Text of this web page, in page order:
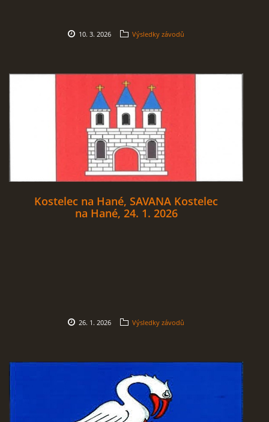
10. 3. 2026 Výsledky závodů
Kostelec na Hané, SAVANA Kostelec
na Hané, 24. 1. 2026
26. 1. 2026 Výsledky závodů